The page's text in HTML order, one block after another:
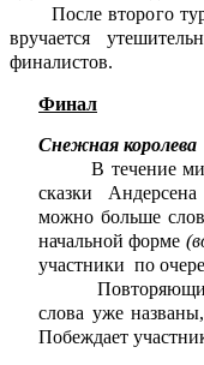
После второго
вручается
финалистов.
Финал
Снежная королева
В течение
сказки
можно больше
начальной форме
участники по
Повторяющие
слова уже
Побеждает